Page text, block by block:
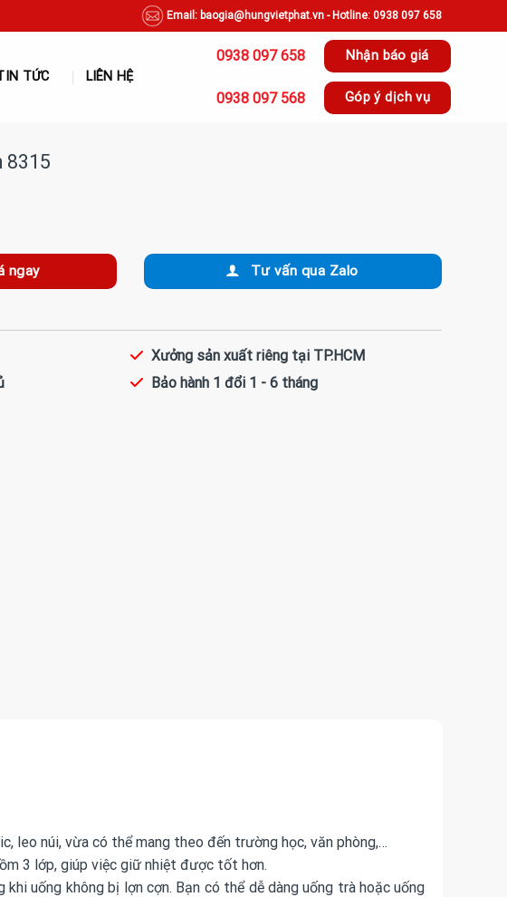
Email: baogia@hungvietphat.vn - Hotline: 0938 097 658
TỨC LIÊN HỆ
0938 097 658 Nhận báo giá
0938 097 568 Góp ý dịch vụ
8315
ngay Tư vấn qua Zalo
Xưởng sản xuất riêng tại TP.HCM
Bảo hành 1 đổi 1 - 6 tháng
leo núi, vừa có thể mang theo đến trường học, văn phòng,…
3 lớp, giúp việc giữ nhiệt được tốt hơn.
uống không bị lợn cợn. Bạn có thể dễ dàng uống trà hoặc uống